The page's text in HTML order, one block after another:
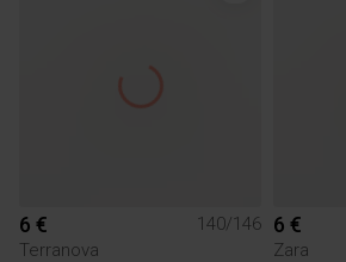
6 €
140/146
Terranova
6 €
Zara